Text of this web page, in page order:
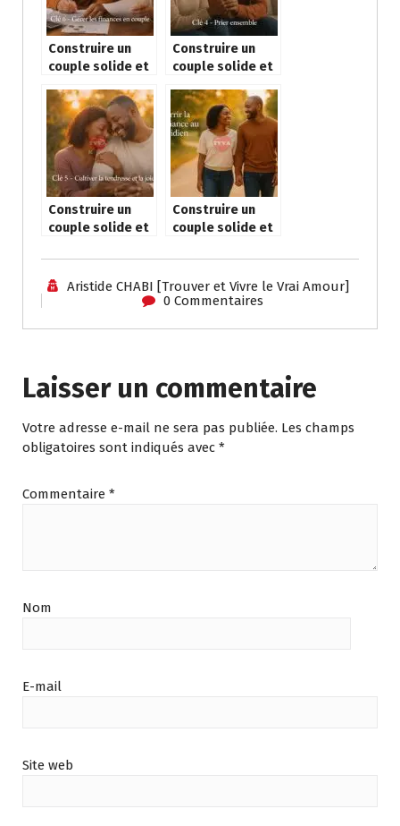
p
er
Construire un
couple solide et
Gérer les
finances en
couple
Construire un
couple solide et
Prier ensemble
Construire un
couple solide et
Cultiver la
tendresse et la
Construire un
couple solide et
Nourrir la
confiance au
quotidien
Aristide CHABI [Trouver et Vivre le Vrai Amour]
0 Commentaires
Laisser un commentaire
Votre adresse e-mail ne sera pas publiée. Les champs
obligatoires sont indiqués avec *
Commentaire *
Nom
E-mail
Site web